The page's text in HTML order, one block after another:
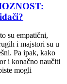
su empatični,
i majstori su u
Pa ipak, kako
i konačno naučiti
mogli